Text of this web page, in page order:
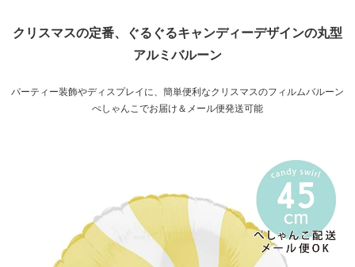
クリスマスの定番、ぐるぐるキャンディーデザインの丸型
アルミバルーン
パーティー装飾やディスプレイに、簡単便利なクリスマスのフィルムバルーン
ぺしゃんこでお届け＆メール便発送可能